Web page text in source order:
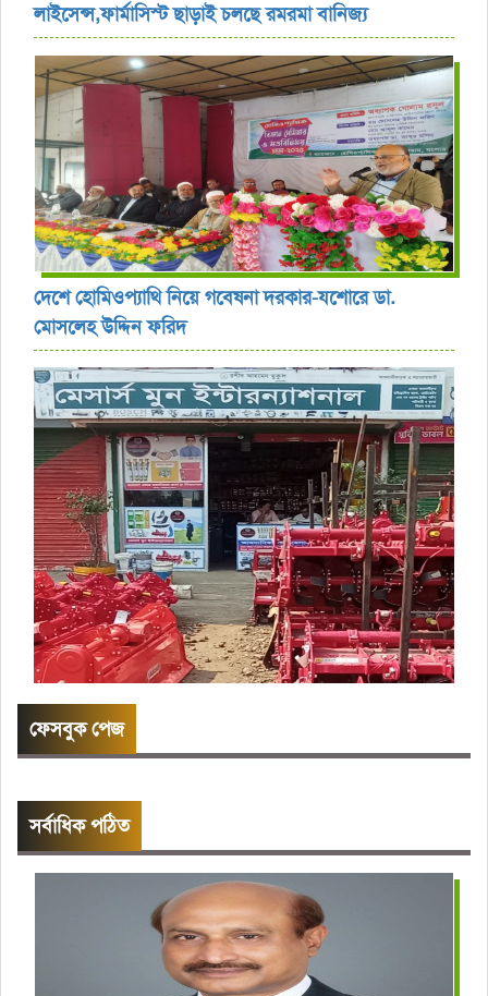
লাইসেন্স,ফার্মাসিস্ট ছাড়াই চলছে রমরমা বানিজ্য ‎
দেশে হোমিওপ্যাথি নিয়ে গবেষনা দরকার-যশোরে ডা.
মোসলেহ উদ্দিন ফরিদ
ফেসবুক পেজ
সর্বাধিক পঠিত